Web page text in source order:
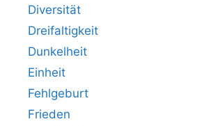
Diversität
Dreifaltigkeit
Dunkelheit
Einheit
Fehlgeburt
Frieden